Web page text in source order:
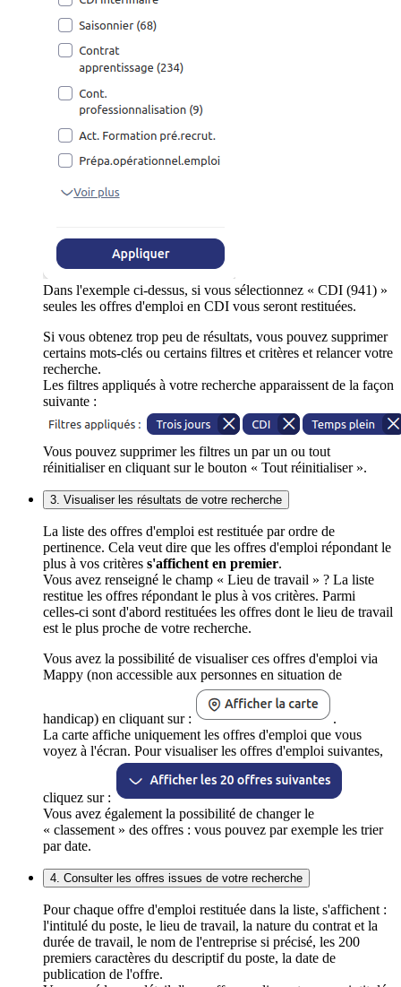
Dans l'exemple ci-dessus, si vous sélectionnez « CDI (941) »
seules les offres d'emploi en CDI vous seront restituées.
Si vous obtenez trop peu de résultats, vous pouvez supprimer
certains mots-clés ou certains filtres et critères et relancer votre
recherche.
Les filtres appliqués à votre recherche apparaissent de la façon
suivante :
Vous pouvez supprimer les filtres un par un ou tout
réinitialiser en cliquant sur le bouton « Tout réinitialiser ».
3. Visualiser les résultats de votre recherche
La liste des offres d'emploi est restituée par ordre de
pertinence. Cela veut dire que les offres d'emploi répondant le
plus à vos critères s'affichent en premier.
Vous avez renseigné le champ « Lieu de travail » ? La liste
restitue les offres répondant le plus à vos critères. Parmi
celles-ci sont d'abord restituées les offres dont le lieu de travail
est le plus proche de votre recherche.
Vous avez la possibilité de visualiser ces offres d'emploi via
Mappy (non accessible aux personnes en situation de
handicap) en cliquant sur :
.
La carte affiche uniquement les offres d'emploi que vous
voyez à l'écran. Pour visualiser les offres d'emploi suivantes,
cliquez sur :
Vous avez également la possibilité de changer le
« classement » des offres : vous pouvez par exemple les trier
par date.
4. Consulter les offres issues de votre recherche
Pour chaque offre d'emploi restituée dans la liste, s'affichent :
l'intitulé du poste, le lieu de travail, la nature du contrat et la
durée de travail, le nom de l'entreprise si précisé, les 200
premiers caractères du descriptif du poste, la date de
publication de l'offre.